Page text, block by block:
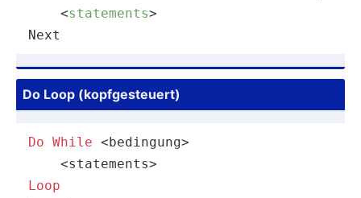
<statements>
Next
Do Loop (kopfg­est­euert)
Do While <bedingung>
Loop